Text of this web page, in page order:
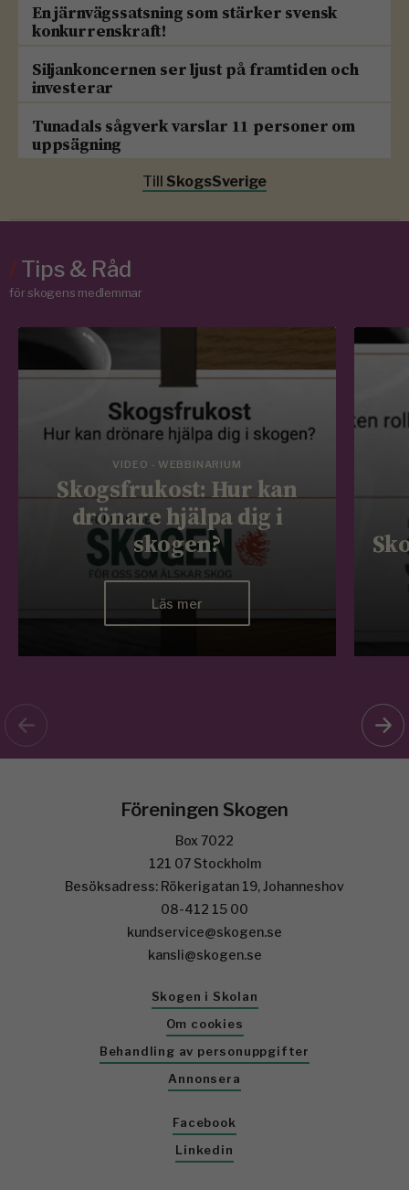
En järnvägssatsning som stärker svensk
konkurrenskraft!
Siljankoncernen ser ljust på framtiden och
investerar
Tunadals sågverk varslar 11 personer om
uppsägning
Till SkogsSverige
/Tips & Råd
för skogens medlemmar
VIDEO - WEBBINARIUM
Skogsfrukost: Hur kan
drönare hjälpa dig i
skogen?
Läs mer
Föreningen Skogen
Box 7022
121 07 Stockholm
Besöksadress: Rökerigatan 19, Johanneshov
08-412 15 00
kundservice@skogen.se
kansli@skogen.se
Skogen i Skolan
Om cookies
Behandling av personuppgifter
Annonsera
Facebook
Linkedin